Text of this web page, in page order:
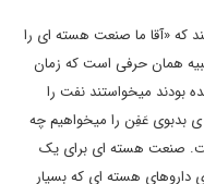
که «آقا ما صنعت هسته ای را
همان حرفی است که زمان
بودند میخواستند نفت را
ی بدبوی عَفِن را میخواهیم چه
است. صنعت هسته ای برای یک
هسته ای که بسیار